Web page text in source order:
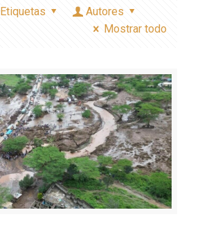
Etiquetas
Autores
Mostrar todo